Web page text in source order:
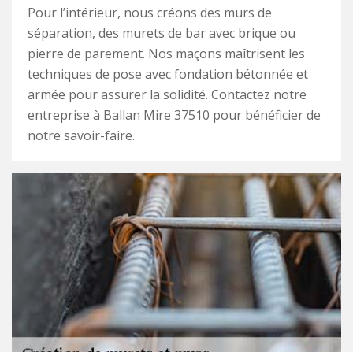
Pour l’intérieur, nous créons des murs de
séparation, des murets de bar avec brique ou
pierre de parement. Nos maçons maîtrisent les
techniques de pose avec fondation bétonnée et
armée pour assurer la solidité. Contactez notre
entreprise à Ballan Mire 37510 pour bénéficier de
notre savoir-faire.